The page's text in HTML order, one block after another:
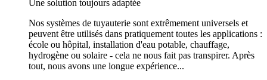
Une solution toujours adaptée
Nos systèmes de tuyauterie sont extrêmement universels et
peuvent être utilisés dans pratiquement toutes les applications :
école ou hôpital, installation d'eau potable, chauffage,
hydrogène ou solaire - cela ne nous fait pas transpirer. Après
tout, nous avons une longue expérience...